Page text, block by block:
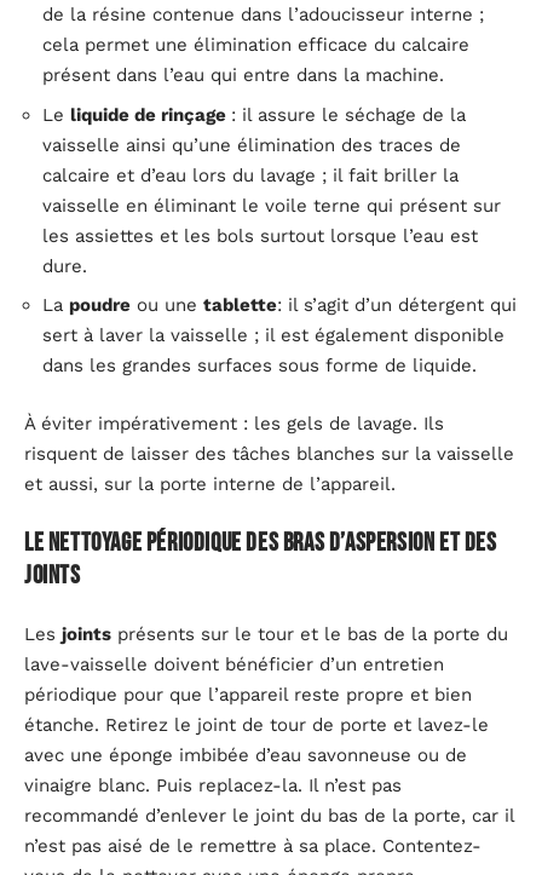
de la résine contenue dans l’adoucisseur interne ;
cela permet une élimination efficace du calcaire
présent dans l’eau qui entre dans la machine.
Le liquide de rinçage : il assure le séchage de la
vaisselle ainsi qu’une élimination des traces de
calcaire et d’eau lors du lavage ; il fait briller la
vaisselle en éliminant le voile terne qui présent sur
les assiettes et les bols surtout lorsque l’eau est
dure.
La poudre ou une tablette: il s’agit d’un détergent qui
sert à laver la vaisselle ; il est également disponible
dans les grandes surfaces sous forme de liquide.
À éviter impérativement : les gels de lavage. Ils
risquent de laisser des tâches blanches sur la vaisselle
et aussi, sur la porte interne de l’appareil.
Le nettoyage périodique des bras d’aspersion et des
joints
Les joints présents sur le tour et le bas de la porte du
lave-vaisselle doivent bénéficier d’un entretien
périodique pour que l’appareil reste propre et bien
étanche. Retirez le joint de tour de porte et lavez-le
avec une éponge imbibée d’eau savonneuse ou de
vinaigre blanc. Puis replacez-la. Il n’est pas
recommandé d’enlever le joint du bas de la porte, car il
n’est pas aisé de le remettre à sa place. Contentez-